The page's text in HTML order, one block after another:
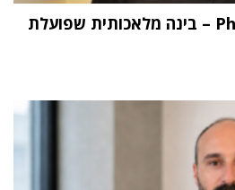
"העתיד הוא Physical AI – בינה מלאכותית שפועלת